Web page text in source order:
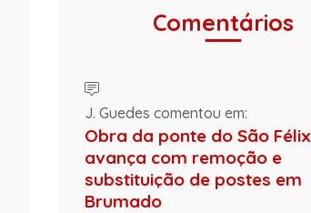
Comentários
J. Guedes comentou em:
Obra da ponte do São Félix
avança com remoção e
substituição de postes em
Brumado